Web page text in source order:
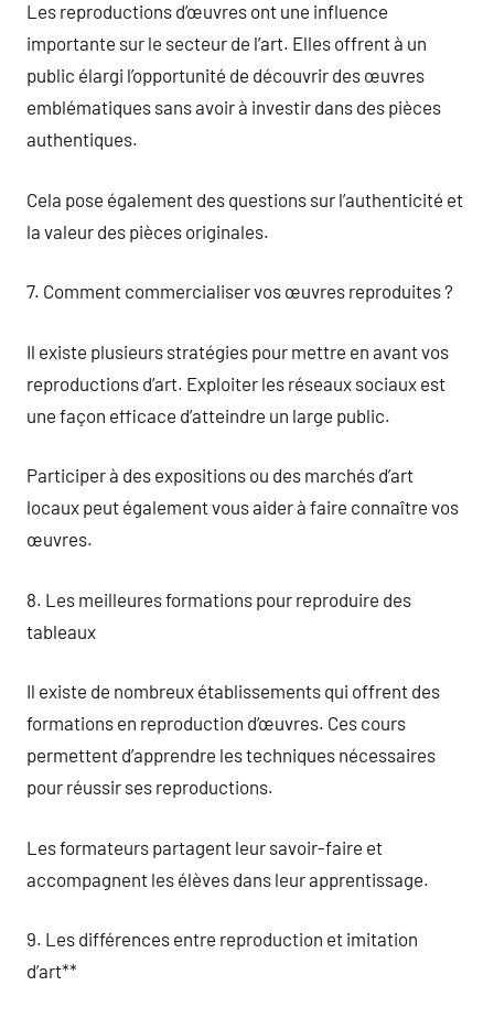
Les reproductions d’œuvres ont une influence
importante sur le secteur de l’art. Elles offrent à un
public élargi l’opportunité de découvrir des œuvres
emblématiques sans avoir à investir dans des pièces
authentiques.
Cela pose également des questions sur l’authenticité et
la valeur des pièces originales.
7. Comment commercialiser vos œuvres reproduites ?
Il existe plusieurs stratégies pour mettre en avant vos
reproductions d’art. Exploiter les réseaux sociaux est
une façon efficace d’atteindre un large public.
Participer à des expositions ou des marchés d’art
locaux peut également vous aider à faire connaître vos
œuvres.
8. Les meilleures formations pour reproduire des
tableaux
Il existe de nombreux établissements qui offrent des
formations en reproduction d’œuvres. Ces cours
permettent d’apprendre les techniques nécessaires
pour réussir ses reproductions.
Les formateurs partagent leur savoir-faire et
accompagnent les élèves dans leur apprentissage.
9. Les différences entre reproduction et imitation
d’art**